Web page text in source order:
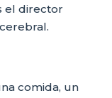
el director
comida, un